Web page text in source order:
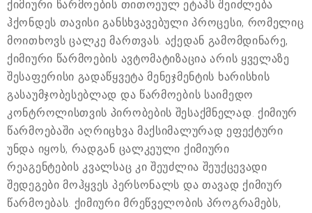
ქიმიური წარმოების თითოეულ ეტაპს შეიძლება
ჰქონდეს თავისი განსხვავებული პროცესი, რომელიც
მოითხოვს ცალკე მართვას. აქედან გამომდინარე,
ქიმიური წარმოების ავტომატიზაცია არის ყველაზე
შესაფერისი გადაწყვეტა მენეჯმენტის ხარისხის
გასაუმჯობესებლად და წარმოების საიმედო
კონტროლისთვის პირობების შესაქმნელად. ქიმიურ
წარმოებაში აღრიცხვა მაქსიმალურად ეფექტური
უნდა იყოს, რადგან ცალკეული ქიმიური
რეაგენტების კვალსაც კი შეუძლია შეუქცევადი
შედეგები მოჰყვეს პერსონალს და თავად ქიმიურ
წარმოებას. ქიმიური მრეწველობის პროგრამებს,